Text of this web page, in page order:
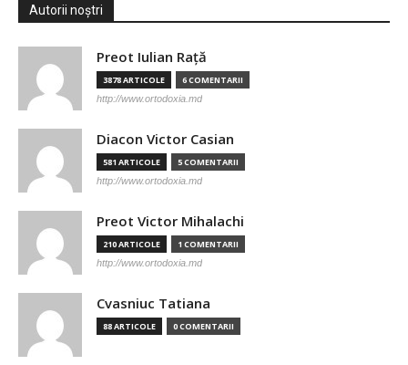
Autorii noștri
Preot Iulian Raţă
3878 ARTICOLE 6 COMENTARII
http://www.ortodoxia.md
Diacon Victor Casian
581 ARTICOLE 5 COMENTARII
http://www.ortodoxia.md
Preot Victor Mihalachi
210 ARTICOLE 1 COMENTARII
http://www.ortodoxia.md
Cvasniuc Tatiana
88 ARTICOLE 0 COMENTARII